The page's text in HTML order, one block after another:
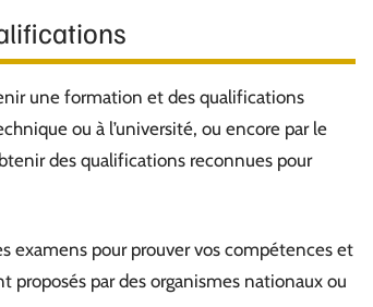
une formation et des qualifications
ou à l’université, ou encore par le
des qualifications reconnues pour
examens pour prouver vos compétences et
proposés par des organismes nationaux ou